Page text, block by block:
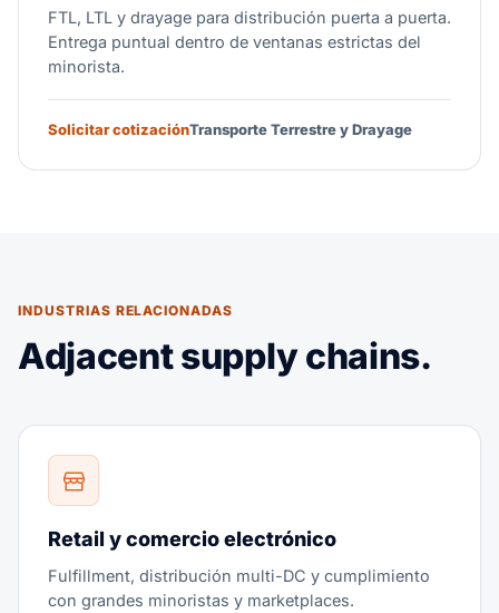
FTL, LTL y drayage para distribución puerta a puerta.
Entrega puntual dentro de ventanas estrictas del
minorista.
Solicitar cotizaciónTransporte Terrestre y Drayage
INDUSTRIAS RELACIONADAS
Adjacent supply chains.
Retail y comercio electrónico
Fulfillment, distribución multi-DC y cumplimiento
con grandes minoristas y marketplaces.